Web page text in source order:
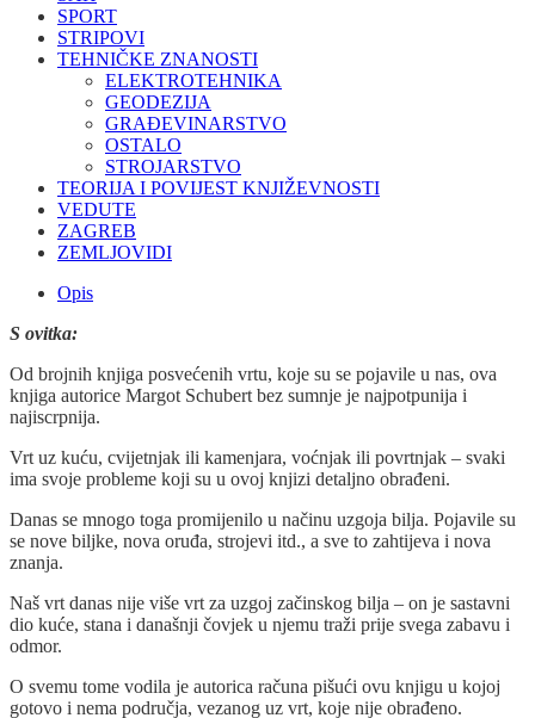
SPORT
STRIPOVI
TEHNIČKE ZNANOSTI
ELEKTROTEHNIKA
GEODEZIJA
GRAĐEVINARSTVO
OSTALO
STROJARSTVO
TEORIJA I POVIJEST KNJIŽEVNOSTI
VEDUTE
ZAGREB
ZEMLJOVIDI
Opis
S ovitka:
Od brojnih knjiga posvećenih vrtu, koje su se pojavile u nas, ova
knjiga autorice Margot Schubert bez sumnje je najpotpunija i
najiscrpnija.
Vrt uz kuću, cvijetnjak ili kamenjara, voćnjak ili povrtnjak – svaki
ima svoje probleme koji su u ovoj knjizi detaljno obrađeni.
Danas se mnogo toga promijenilo u načinu uzgoja bilja. Pojavile su
se nove biljke, nova oruđa, strojevi itd., a sve to zahtijeva i nova
znanja.
Naš vrt danas nije više vrt za uzgoj začinskog bilja – on je sastavni
dio kuće, stana i današnji čovjek u njemu traži prije svega zabavu i
odmor.
O svemu tome vodila je autorica računa pišući ovu knjigu u kojoj
gotovo i nema područja, vezanog uz vrt, koje nije obrađeno.